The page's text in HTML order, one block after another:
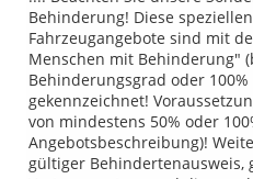
Behinderung! Diese
Fahrzeugangebote sind mit
Menschen mit Behinderung"
Behinderungsgrad oder
gekennzeichnet!
von mindestens 50% oder
Angebotsbeschreibung)!
gültiger Behindertenausweis,